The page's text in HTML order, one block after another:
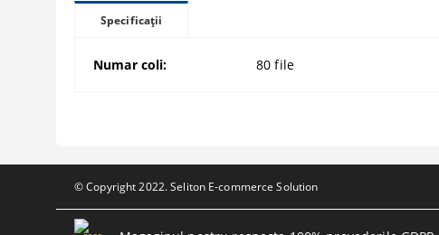
Specificații
Numar coli: 80 file
© Copyright 2022. Seliton E-commerce Solution